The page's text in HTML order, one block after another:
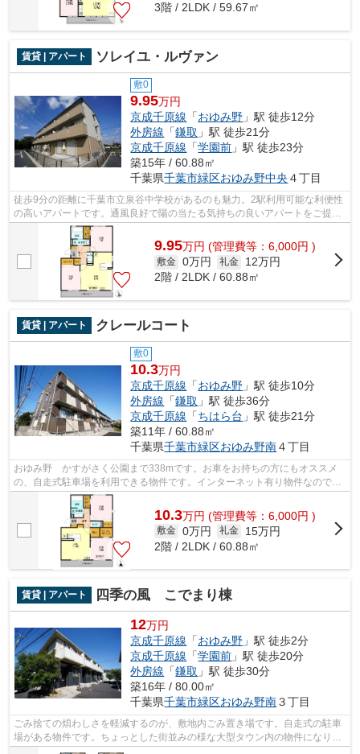
3階 / 2LDK / 59.67㎡
賃貸 | アパート ソレイユ・ルヴァン
敷0
9.95万円
京成千原線 「おゆみ野 」駅 徒歩12分
外房線 「鎌取 」駅 徒歩21分
京成千原線 「学園前 」駅 徒歩23分
築15年 / 60.88㎡
千葉県千葉市緑区おゆみ野中央 ４丁目
徒歩9分の距離に千葉市立泉谷中学校があるのも魅力。2駅利用可能な利便性
の高いアパートです。通風良好で陽の当たる気持ちの良いアパートをご提供
いたします。インターネット付きの物...
9.95万円 (管理費等：6,000円 )
敷金 0万円 礼金
12万円
2階 / 2LDK / 60.88㎡
賃貸 | アパート クレールコート
敷0
10.3万円
京成千原線 「おゆみ野 」駅 徒歩10分
外房線 「鎌取 」駅 徒歩36分
京成千原線 「ちはら台 」駅 徒歩21分
築11年 / 60.88㎡
千葉県千葉市緑区おゆみ野南４丁目
おゆみ野 かすがさく公園まで338mです。お車をお持ちの方にもオススメ
の、自走式駐車場を利用できる物件です。インターネット有り物件なので、
ネットをよく使う方におすすめです。株...
10.3万円 (管理費等：6,000円 )
敷金 0万円 礼金
15万円
2階 / 2LDK / 60.88㎡
賃貸 | アパート 四季の風 こでまり棟
12万円
京成千原線 「おゆみ野 」駅 徒歩2分
京成千原線 「学園前 」駅 徒歩20分
外房線 「鎌取 」駅 徒歩30分
築16年 / 80.00㎡
千葉県千葉市緑区おゆみ野南３丁目
ごみ捨ての煩わしさを軽減するのが、敷地内ごみ置き場です。自走式の駐車
場がある物件です。ちょっとした街並みの様な大型タウン内の物件になりま
す。風通しの良い物件は利便性が高く...